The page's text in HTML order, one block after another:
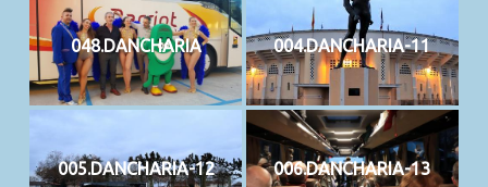
048.DANCHARIA 004.DANCHARIA-11
005.DANCHARIA-12 006.DANCHARIA-13